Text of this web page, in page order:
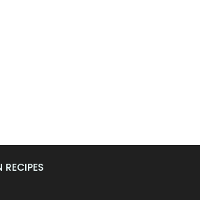
RECIPES